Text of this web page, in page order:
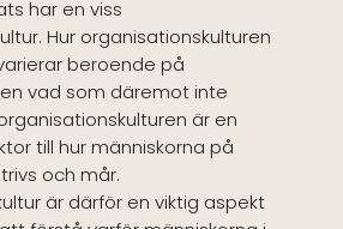
har en viss
Hur organisationskulturen
beroende på
vad som däremot inte
är en
till hur människorna på
och mår.
är därför en viktig aspekt